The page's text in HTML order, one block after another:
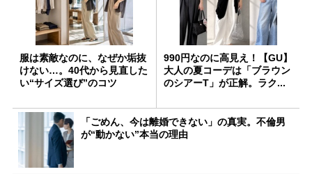
服は素敵なのに、なぜか垢抜
けない…。40代から見直した
い“サイズ選び”のコツ
990円なのに高見え！【GU】
大人の夏コーデは「ブラウン
のシアーT」が正解。ラク...
「ごめん、今は離婚できない」の真実。不倫男
が“動かない”本当の理由